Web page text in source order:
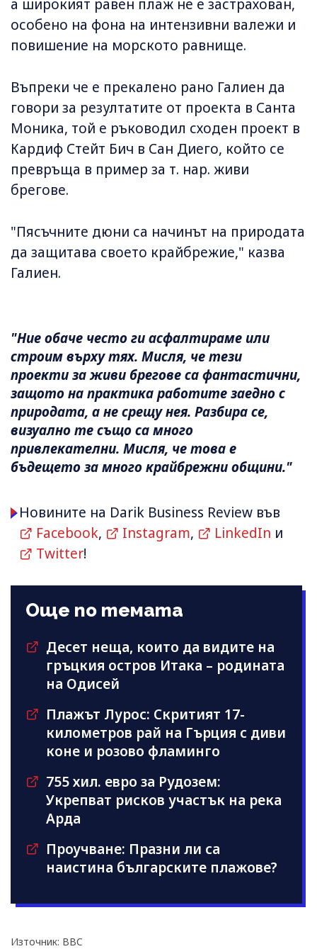
а широкият равен плаж не е застрахован,
особено на фона на интензивни валежи и
повишение на морското равнище.
Въпреки че е прекалено рано Галиен да
говори за резултатите от проекта в Санта
Моника, той е ръководил сходен проект в
Кардиф Стейт Бич в Сан Диего, който се
превръща в пример за т. нар. живи
брегове.
"Пясъчните дюни са начинът на природата
да защитава своето крайбрежие," казва
Галиен.
"Ние обаче често ги асфалтираме или
строим върху тях. Мисля, че тези
проекти за живи брегове са фантастични,
защото на практика работите заедно с
природата, а не срещу нея. Разбира се,
визуално те също са много
привлекателни. Мисля, че това е
бъдещето за много крайбрежни общини."
Новините на Darik Business Review във
Facebook, Instagram, LinkedIn и
Twitter!
Още по темата
Десет неща, които да видите на
гръцкия остров Итака – родината
на Одисей
Плажът Лурос: Скритият 17-
километров рай на Гърция с диви
коне и розово фламинго
755 хил. евро за Рудозем:
Укрепват рисков участък на река
Арда
Проучване: Празни ли са
наистина българските плажове?
Източник: BBC